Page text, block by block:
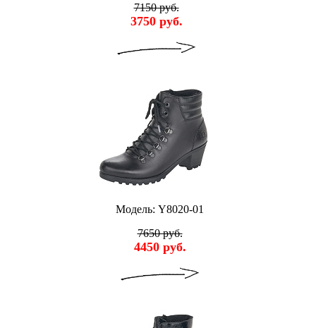
7150 руб.
3750 руб.
Модель: Y8020-01
7650 руб.
4450 руб.